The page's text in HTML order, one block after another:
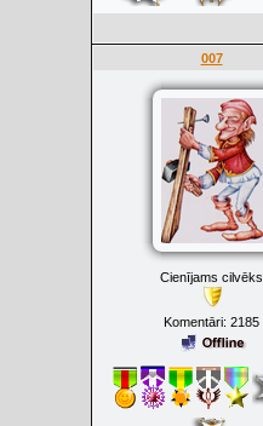
007
Cienījams cilvēks
Komentāri: 2185